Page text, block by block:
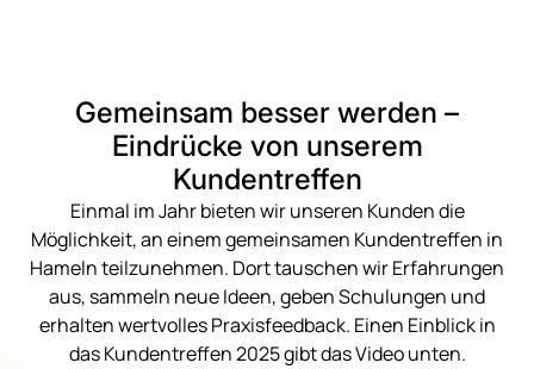
Gemeinsam besser werden –
Eindrücke von unserem
Kundentreffen
Einmal im Jahr bieten wir unseren Kunden die
Möglichkeit, an einem gemeinsamen Kundentreffen in
Hameln teilzunehmen. Dort tauschen wir Erfahrungen
aus, sammeln neue Ideen, geben Schulungen und
erhalten wertvolles Praxisfeedback. Einen Einblick in
das Kundentreffen 2025 gibt das Video unten.